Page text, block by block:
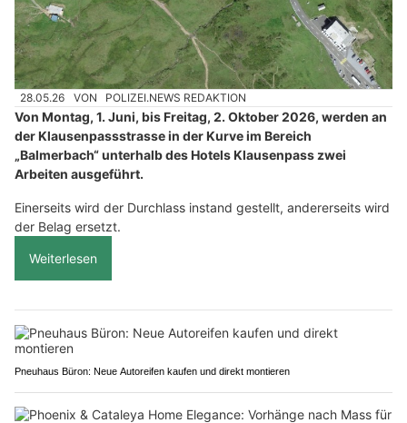
28.05.26 VON POLIZEI.NEWS REDAKTION
Von Montag, 1. Juni, bis Freitag, 2. Oktober 2026, werden an
der Klausenpassstrasse in der Kurve im Bereich
„Balmerbach“ unterhalb des Hotels Klausenpass zwei
Arbeiten ausgeführt.
Einerseits wird der Durchlass instand gestellt, andererseits wird
der Belag ersetzt.
Weiterlesen
Pneuhaus Büron: Neue Autoreifen kaufen und direkt montieren